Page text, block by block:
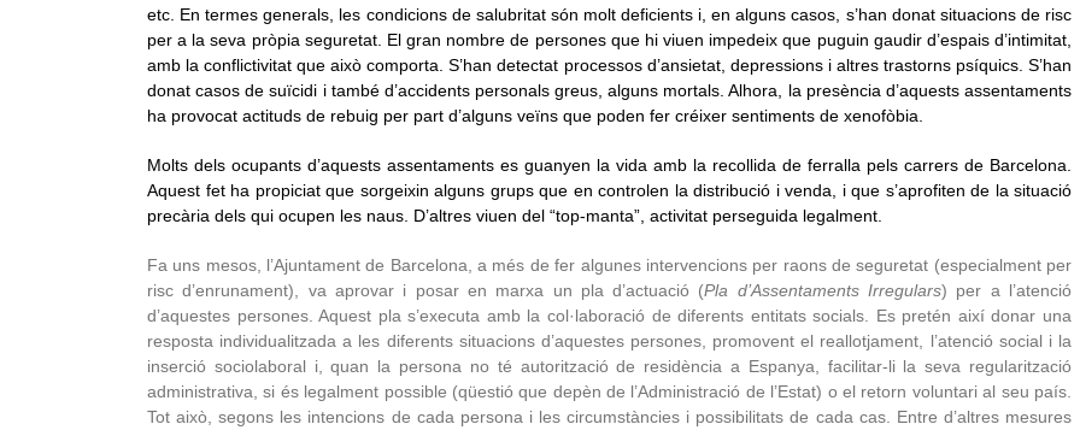
etc. En termes generals, les condicions de salubritat són molt deficients i, en alguns casos, s’han donat situacions de risc
per a la seva pròpia seguretat. El gran nombre de persones que hi viuen impedeix que puguin gaudir d’espais d’intimitat,
amb la conflictivitat que això comporta. S’han detectat processos d’ansietat, depressions i altres trastorns psíquics. S’han
donat casos de suïcidi i també d’accidents personals greus, alguns mortals. Alhora, la presència d’aquests assentaments
ha provocat actituds de rebuig per part d’alguns veïns que poden fer créixer sentiments de xenofòbia.
Molts dels ocupants d’aquests assentaments es guanyen la vida amb la recollida de ferralla pels carrers de Barcelona.
Aquest fet ha propiciat que sorgeixin alguns grups que en controlen la distribució i venda, i que s’aprofiten de la situació
precària dels qui ocupen les naus. D’altres viuen del “top-manta”, activitat perseguida legalment.
Fa uns mesos, l’Ajuntament de Barcelona, a més de fer algunes intervencions per raons de seguretat (especialment per
risc d’enrunament), va aprovar i posar en marxa un pla d’actuació (Pla d’Assentaments Irregulars) per a l’atenció
d’aquestes persones. Aquest pla s’executa amb la col·laboració de diferents entitats socials. Es pretén així donar una
resposta individualitzada a les diferents situacions d’aquestes persones, promovent el reallotjament, l’atenció social i la
inserció sociolaboral i, quan la persona no té autorització de residència a Espanya, facilitar-li la seva regularització
administrativa, si és legalment possible (qüestió que depèn de l’Administració de l’Estat) o el retorn voluntari al seu país.
Tot això, segons les intencions de cada persona i les circumstàncies i possibilitats de cada cas. Entre d’altres mesures